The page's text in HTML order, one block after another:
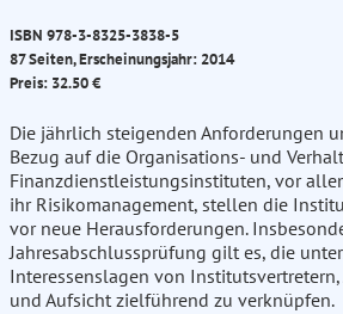
ISBN 978-3-8325-3838-5
87 Seiten, Erscheinungsjahr: 2014
Preis: 32.50 €
Die jährlich steigenden Anforderungen
Bezug auf die Organisations- und
Finanzdienstleistungsinstituten, vor
ihr Risikomanagement, stellen die
vor neue Herausforderungen.
Jahresabschlussprüfung gilt es, die
Interessenslagen von
und Aufsicht zielführend zu verknüpfen.